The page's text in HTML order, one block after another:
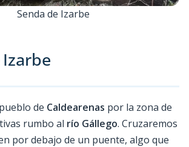
Senda de Izarbe
de Caldearenas por la zona de
rumbo al río Gállego. Cruzaremos
por debajo de un puente, algo que